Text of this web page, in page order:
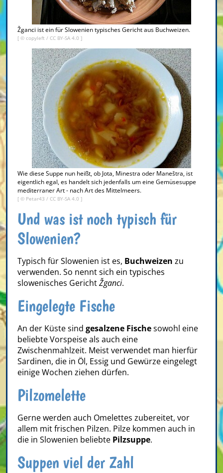
Žganci ist ein für Slowenien typisches Gericht aus Buchweizen.
[ © copyleft / CC BY-SA 4.0 ]
Wie diese Suppe nun heißt, ob Jota, Minestra oder Maneštra, ist
eigentlich egal, es handelt sich jedenfalls um eine Gemüsesuppe
mediterraner Art - nach Art des Mittelmeers.
[ © Petar43 / CC BY-SA 4.0 ]
Und was ist noch typisch für
Slowenien?
Typisch für Slowenien ist es, Buchweizen zu
verwenden. So nennt sich ein typisches
slowenisches GerichtŽganci.
Eingelegte Fische
An der Küste sind gesalzene Fischesowohl eine
beliebte Vorspeise als auch eine
Zwischenmahlzeit. Meist verwendet man hierfür
Sardinen, die in Öl, Essig und Gewürze eingelegt
einige Wochen ziehen dürfen.
Pilzomelette
Gerne werden auch Omelettes zubereitet, vor
allem mit frischen Pilzen. Pilze kommen auch in
die in Slowenien beliebte Pilzsuppe.
Suppen viel der Zahl